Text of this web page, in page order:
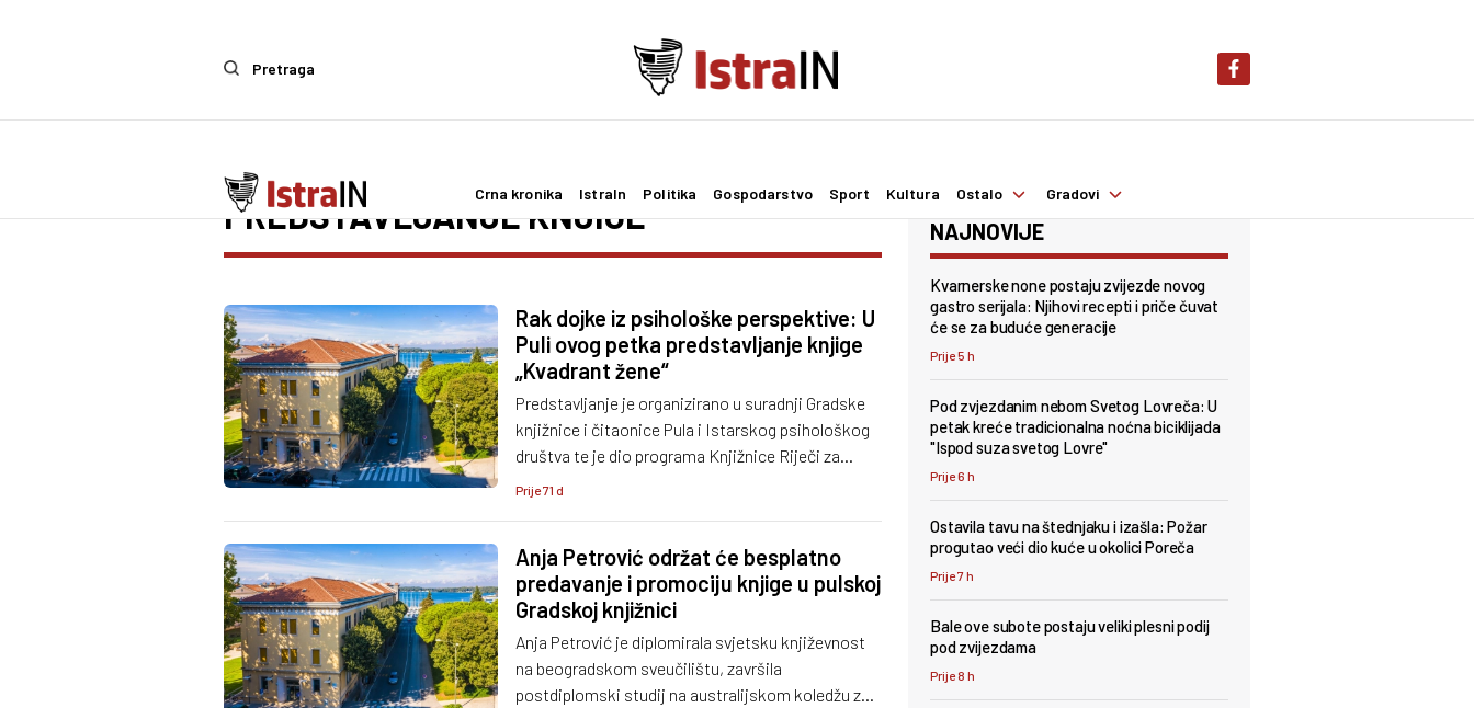
Pretraga
Crna kronika IstraIn Politika Gospodarstvo Sport Kultura Ostalo Gradovi
PREDSTAVLJANJE KNJIGE
Rak dojke iz psihološke perspektive: U
Puli ovog petka predstavljanje knjige
„Kvadrant žene“
Predstavljanje je organizirano u suradnji Gradske
knjižnice i čitaonice Pula i Istarskog psihološkog
društva te je dio programa Knjižnice Riječi za
zdravlje.
Prije 71 d
Anja Petrović održat će besplatno
predavanje i promociju knjige u pulskoj
Gradskoj knjižnici
Anja Petrović je diplomirala svjetsku književnost
na beogradskom sveučilištu, završila
postdiplomski studij na australijskom koledžu za
NAJNOVIJE
Kvarnerske none postaju zvijezde novog
gastro serijala: Njihovi recepti i priče čuvat
će se za buduće generacije
Prije 5 h
Pod zvjezdanim nebom Svetog Lovreča: U
petak kreće tradicionalna noćna biciklijada
"Ispod suza svetog Lovre"
Prije 6 h
Ostavila tavu na štednjaku i izašla: Požar
progutao veći dio kuće u okolici Poreča
Prije 7 h
Bale ove subote postaju veliki plesni podij
pod zvijezdama
Prije 8 h